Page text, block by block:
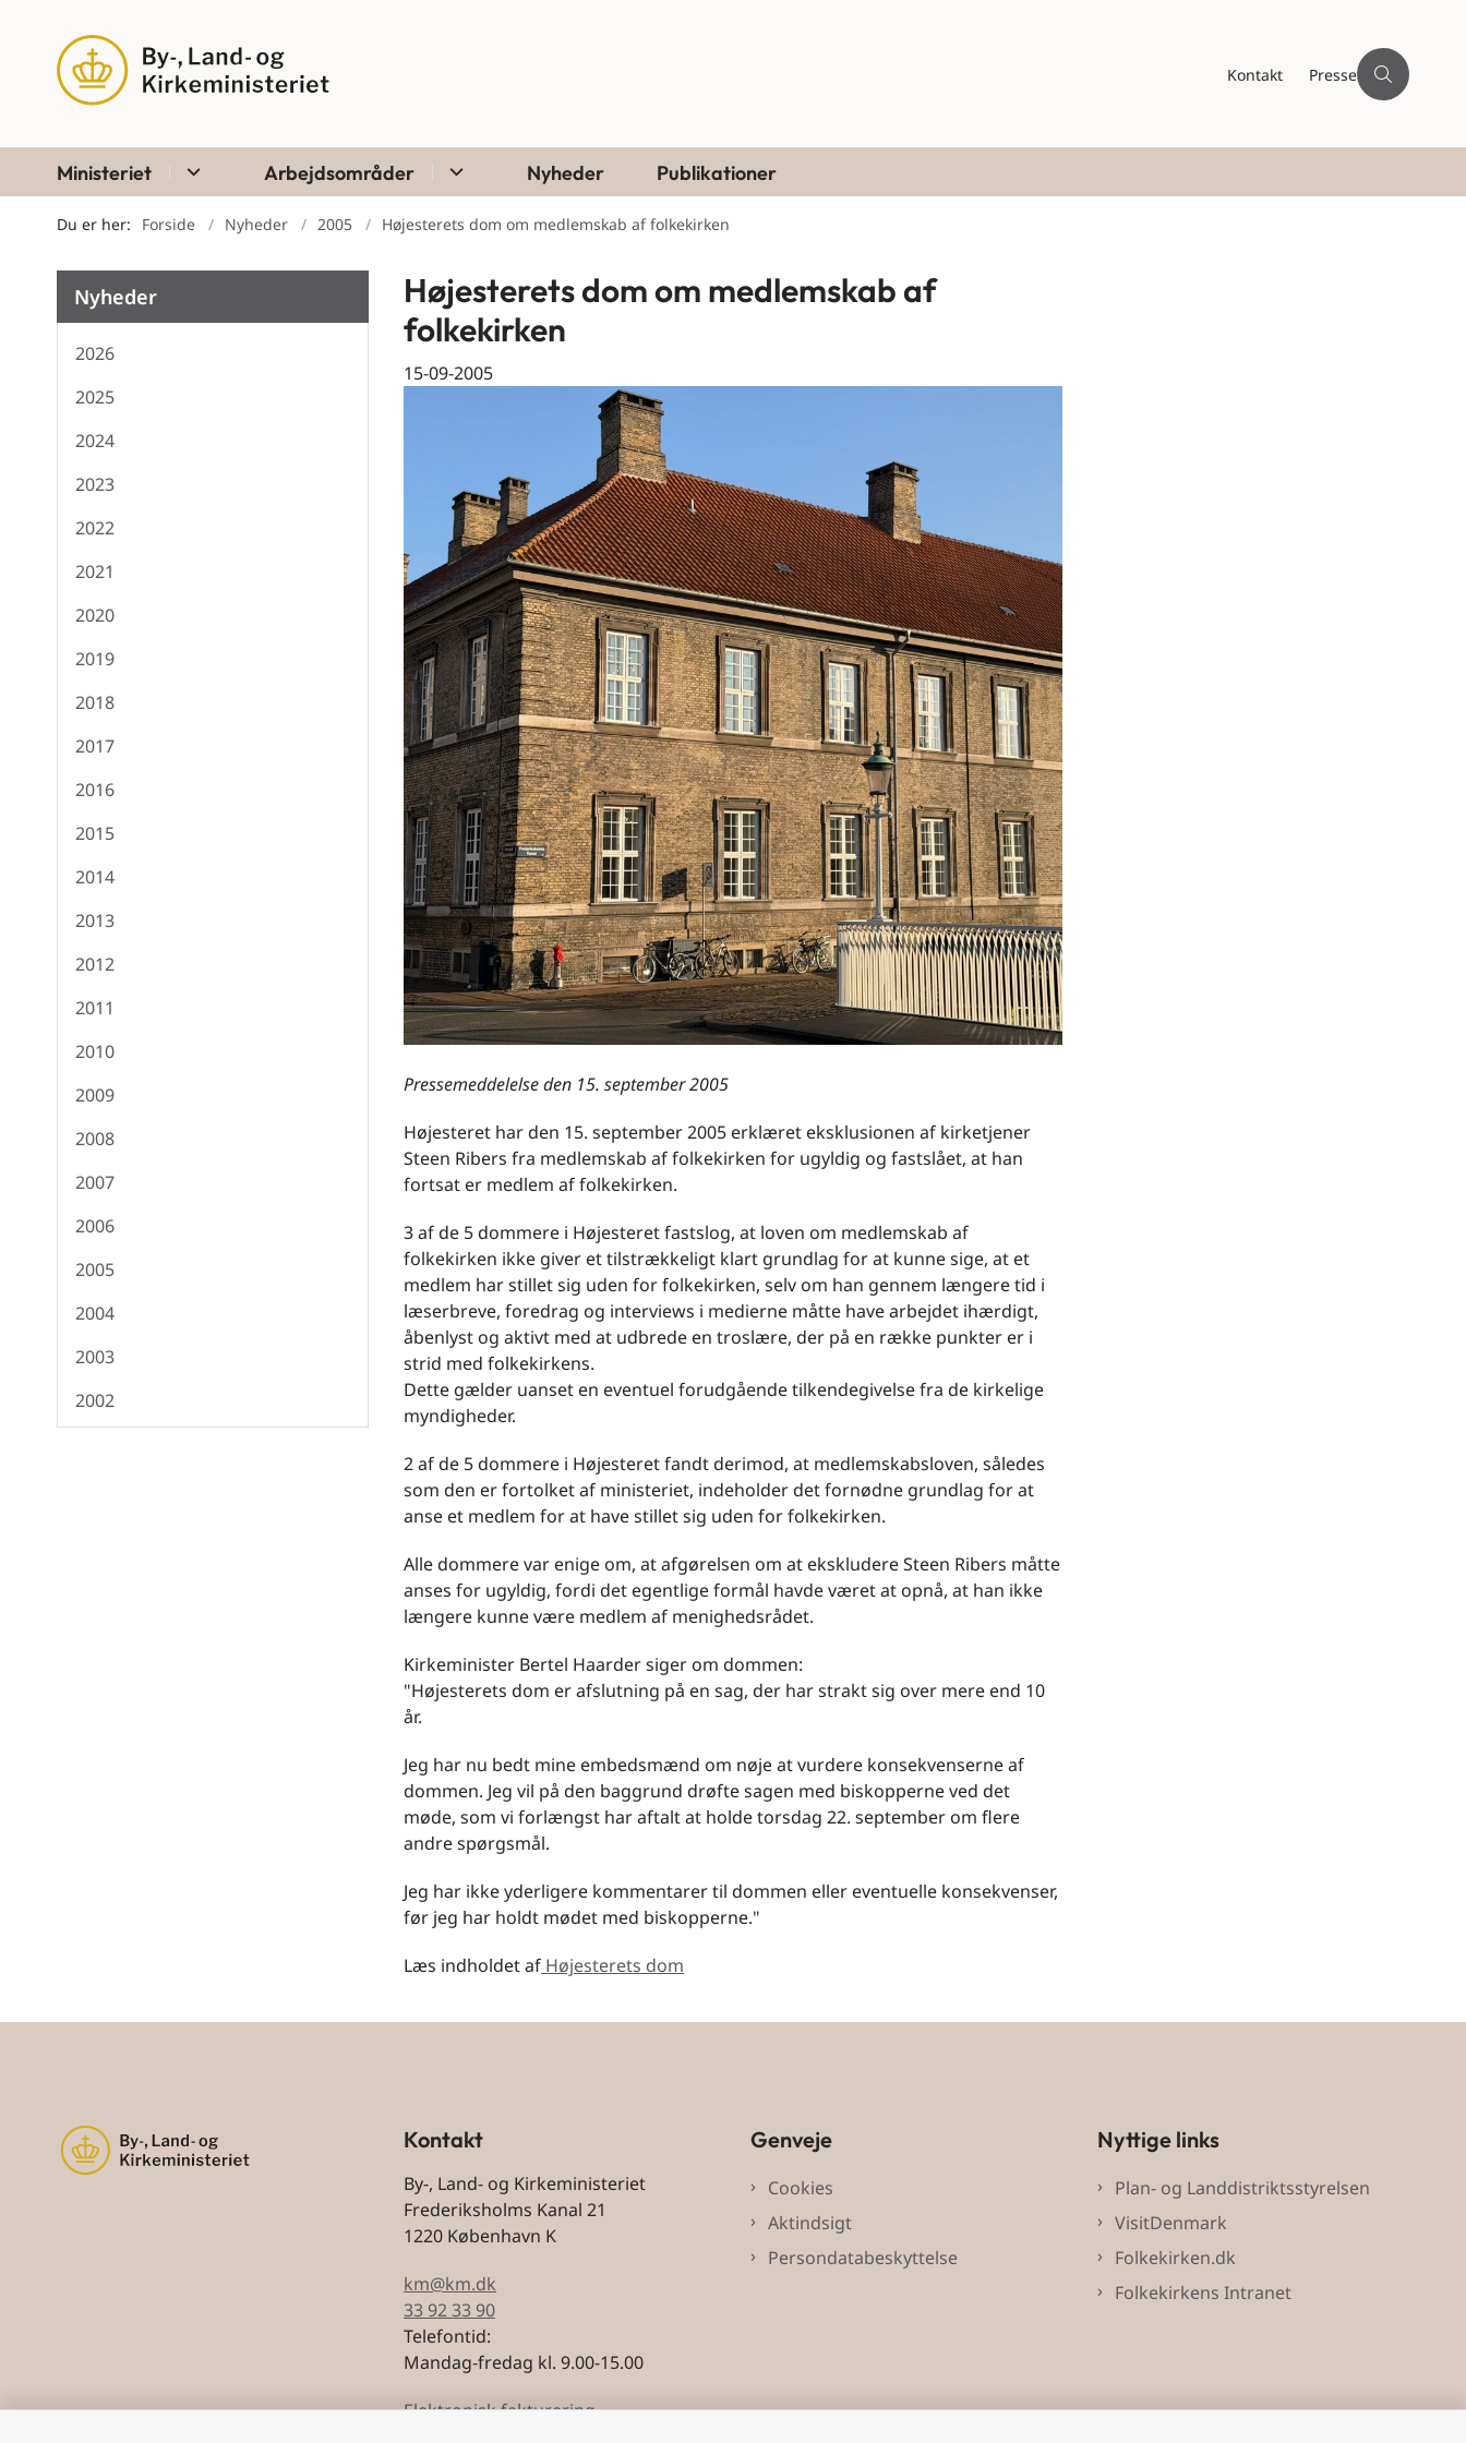
Kontakt Presse
Ministeriet Arbejdsområder Nyheder Publikationer
Du er her: Forside Nyheder 2005 Højesterets dom om medlemskab af folkekirken
Nyheder
2026
2025
2024
2023
2022
2021
2020
2019
2018
2017
2016
2015
2014
2013
2012
2011
2010
2009
2008
2007
2006
2005
2004
2003
2002
Højesterets dom om medlemskab af
folkekirken
15-09-2005
Pressemeddelelse den 15. september 2005
Højesteret har den 15. september 2005 erklæret eksklusionen af kirketjener
Steen Ribers fra medlemskab af folkekirken for ugyldig og fastslået, at han
fortsat er medlem af folkekirken.
3 af de 5 dommere i Højesteret fastslog, at loven om medlemskab af
folkekirken ikke giver et tilstrækkeligt klart grundlag for at kunne sige, at et
medlem har stillet sig uden for folkekirken, selv om han gennem længere tid i
læserbreve, foredrag og interviews i medierne måtte have arbejdet ihærdigt,
åbenlyst og aktivt med at udbrede en troslære, der på en række punkter er i
strid med folkekirkens.
Dette gælder uanset en eventuel forudgående tilkendegivelse fra de kirkelige
myndigheder.
2 af de 5 dommere i Højesteret fandt derimod, at medlemskabsloven, således
som den er fortolket af ministeriet, indeholder det fornødne grundlag for at
anse et medlem for at have stillet sig uden for folkekirken.
Alle dommere var enige om, at afgørelsen om at ekskludere Steen Ribers måtte
anses for ugyldig, fordi det egentlige formål havde været at opnå, at han ikke
længere kunne være medlem af menighedsrådet.
Kirkeminister Bertel Haarder siger om dommen:
"Højesterets dom er afslutning på en sag, der har strakt sig over mere end 10
år.
Jeg har nu bedt mine embedsmænd om nøje at vurdere konsekvenserne af
dommen. Jeg vil på den baggrund drøfte sagen med biskopperne ved det
møde, som vi forlængst har aftalt at holde torsdag 22. september om flere
andre spørgsmål.
Jeg har ikke yderligere kommentarer til dommen eller eventuelle konsekvenser,
før jeg har holdt mødet med biskopperne."
Læs indholdet af Højesterets dom
Kontakt
By-, Land- og Kirkeministeriet
Frederiksholms Kanal 21
1220 København K
km@km.dk
33 92 33 90
Telefontid:
Mandag-fredag kl. 9.00-15.00
Elektronisk fakturering
Genveje
Cookies
Aktindsigt
Persondatabeskyttelse
Nyttige links
Plan- og Landdistriktsstyrelsen
VisitDenmark
Folkekirken.dk
Folkekirkens Intranet